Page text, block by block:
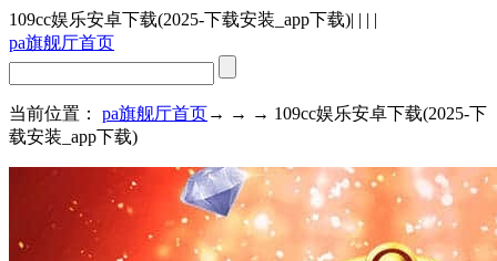
109cc娱乐安卓下载(2025-下载安装_app下载)| | | |
pa旗舰厅首页
当前位置： pa旗舰厅首页→ → → 109cc娱乐安卓下载(2025-下
载安装_app下载)